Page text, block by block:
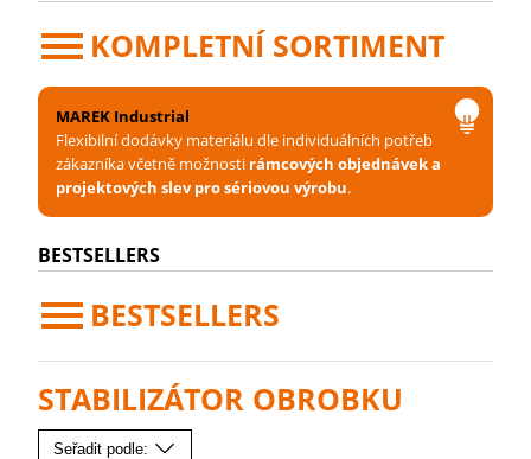
KOMPLETNÍ SORTIMENT
MAREK Industrial
Flexibilní dodávky materiálu dle individuálních potřeb
zákazníka včetně možnosti rámcových objednávek a
projektových slev pro sériovou výrobu.
BESTSELLERS
BESTSELLERS
STABILIZÁTOR OBROBKU
Seřadit podle: